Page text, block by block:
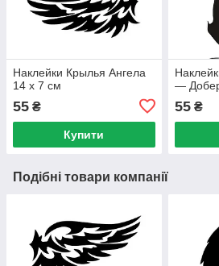
Наклейки Крылья Ангела
14 х 7 см
55 ₴
Купити
—
55₴
Подібні товари компанії